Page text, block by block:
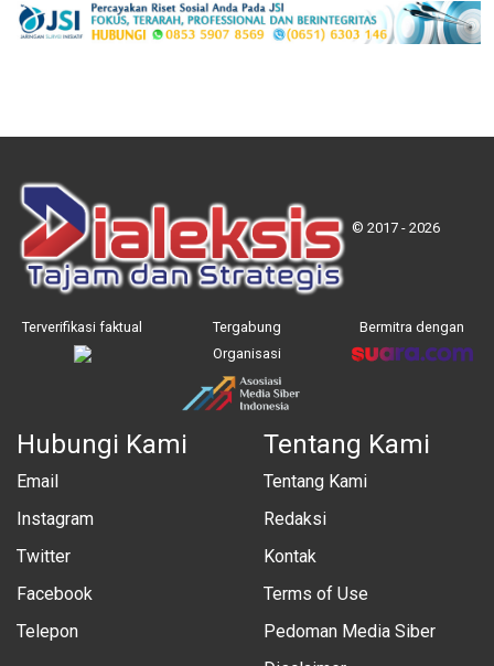
© 2017 - 2026
Terverifikasi faktual
Tergabung
Organisasi
Bermitra dengan
Hubungi Kami
Email
Instagram
Twitter
Facebook
Telepon
Tentang Kami
Tentang Kami
Redaksi
Kontak
Terms of Use
Pedoman Media Siber